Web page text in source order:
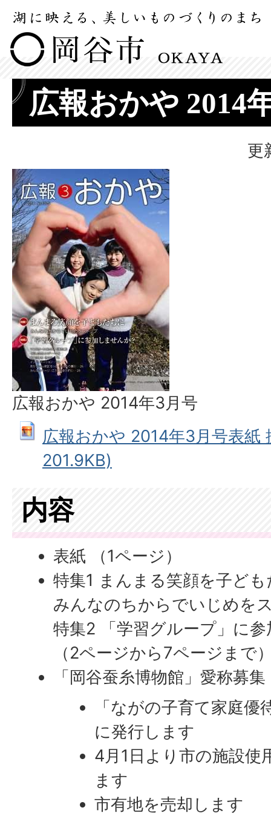
広報おかや 2014
更
広報おかや 2014年3月号
広報おかや 2014年3月号表紙
201.9KB)
内容
表紙 （1ページ）
特集1 まんまる笑顔を子ど
みんなのちからでいじめを
特集2 「学習グループ」に
（2ページから7ページまで
「岡谷蚕糸博物館」愛称募集
「ながの子育て家庭
に発行します
4月1日より市の施設使
ます
市有地を売却します